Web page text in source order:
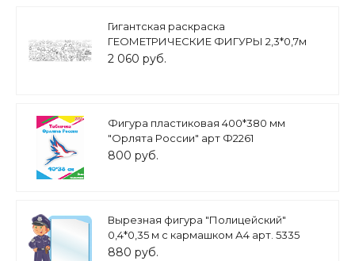
Гигантская раскраска
ГЕОМЕТРИЧЕСКИЕ ФИГУРЫ 2,3*0,7м
арт. 5137
2 060 руб.
Фигура пластиковая 400*380 мм
"Орлята России" арт Ф2261
800 руб.
Вырезная фигура "Полицейский"
0,4*0,35 м с кармашком А4 арт. 5335
880 руб.